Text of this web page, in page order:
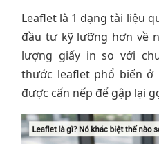
Leaflet là 1 dạng tài liệu
đầu tư kỹ lưỡng hơn về
lượng giấy in so với
thước leaflet phổ biến ở
được cấn nếp để gập lại